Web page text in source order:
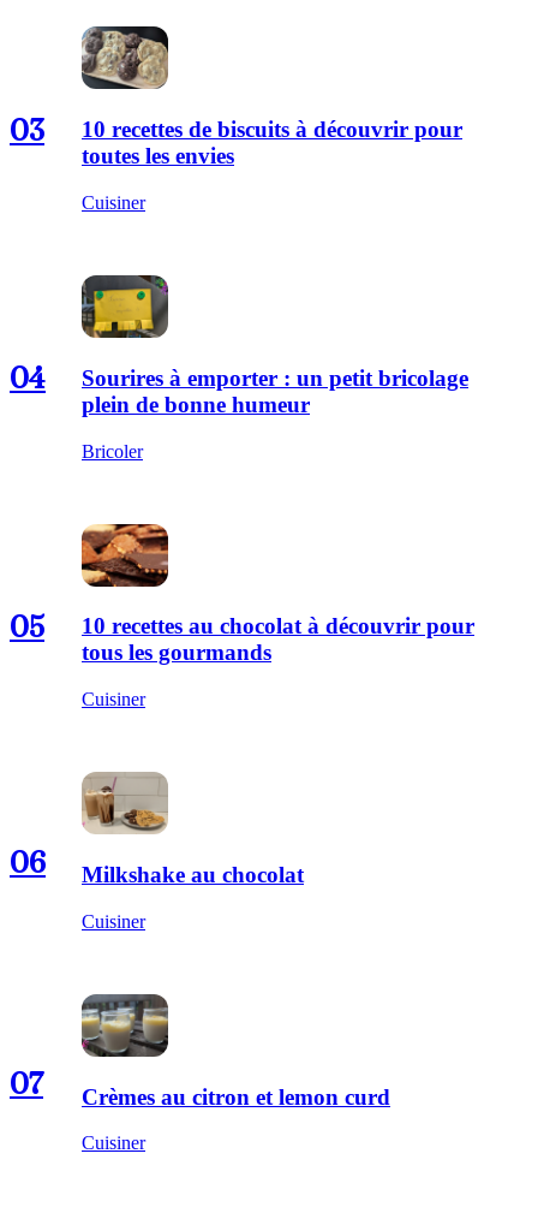
03
10 recettes de biscuits à découvrir pour
toutes les envies
Cuisiner
04
Sourires à emporter : un petit bricolage
plein de bonne humeur
Bricoler
05
10 recettes au chocolat à découvrir pour
tous les gourmands
Cuisiner
06 Milkshake au chocolat
Cuisiner
07 Crèmes au citron et lemon curd
Cuisiner